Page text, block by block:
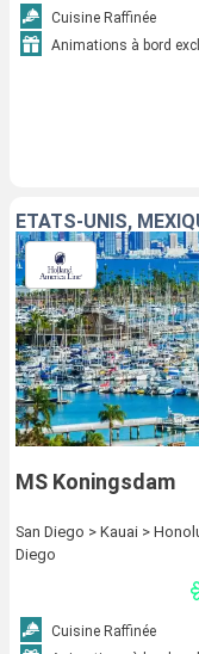
Cuisine Raffinée
Animations à bord
ÉTATS-UNIS,
MS Koningsdam
San Diego > Kauai >
Diego
Cuisine Raffinée